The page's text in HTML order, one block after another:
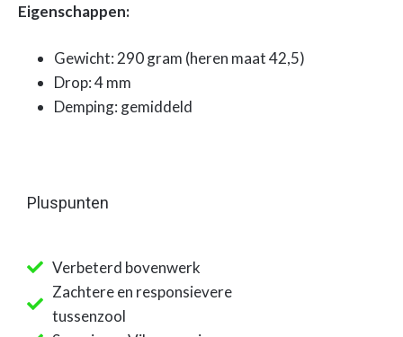
Eigenschappen:
Gewicht: 290 gram (heren maat 42,5)
Drop: 4 mm
Demping: gemiddeld
Pluspunten
Verbeterd bovenwerk
Zachtere en responsievere
tussenzool